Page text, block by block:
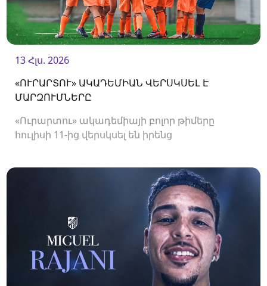
13 Հլս. 2026
«ՈՒՐԱՐՏՈՒ» ԱԿԱԴԵՄԻԱՆ ՎԵՐՍԿՍԵԼ Է
ՄԱՐԶՈՒՄՆԵՐԸ
«Ուրարտու» ակադեմիայի բոլոր թիմերը
հուլիսի 11-ից վերսկսել են իրենց